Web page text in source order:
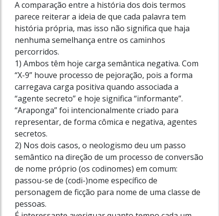
A comparação entre a história dos dois termos
parece reiterar a ideia de que cada palavra tem
história própria, mas isso não significa que haja
nenhuma semelhança entre os caminhos
percorridos.
1) Ambos têm hoje carga semântica negativa. Com
“X-9” houve processo de pejoração, pois a forma
carregava carga positiva quando associada a
“agente secreto” e hoje significa “informante”.
“Araponga” foi intencionalmente criado para
representar, de forma cômica e negativa, agentes
secretos.
2) Nos dois casos, o neologismo deu um passo
semântico na direção de um processo de conversão
de nome próprio (os codinomes) em comum:
passou-se de (codi-)nome específico de
personagem de ficção para nome de uma classe de
pessoas.